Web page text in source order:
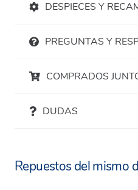
DESPIECES Y
PREGUNTAS Y
COMPRADOS
DUDAS
Repuestos del mismo